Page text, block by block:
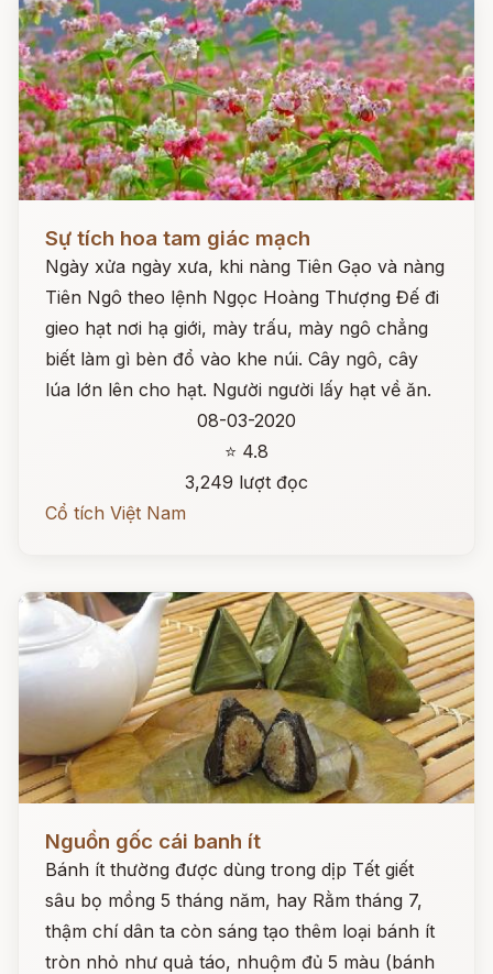
Sự tích hoa tam giác mạch
Ngày xửa ngày xưa, khi nàng Tiên Gạo và nàng
Tiên Ngô theo lệnh Ngọc Hoàng Thượng Đế đi
gieo hạt nơi hạ giới, mày trấu, mày ngô chẳng
biết làm gì bèn đổ vào khe núi. Cây ngô, cây
lúa lớn lên cho hạt. Người người lấy hạt về ăn.
08-03-2020
⭐ 4.8
3,249 lượt đọc
Cổ tích Việt Nam
Đọc ngay
Nguồn gốc cái banh ít
Bánh ít thường được dùng trong dịp Tết giết
sâu bọ mồng 5 tháng năm, hay Rằm tháng 7,
thậm chí dân ta còn sáng tạo thêm loại bánh ít
tròn nhỏ như quả táo, nhuộm đủ 5 màu (bánh